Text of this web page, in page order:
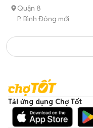
Quận 8
P. Bình Đông mới
Tải ứng dụng Chợ Tốt